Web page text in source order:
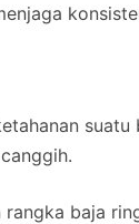
baja